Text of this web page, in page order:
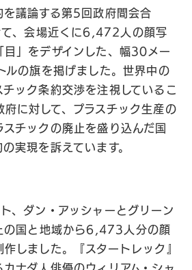
を議論する第5回政府間会合
て、会場近くに6,472人の顔写
目」をデザインした、幅30メー
ルの旗を掲げました。世界中の
チック条約交渉を注視しているこ
府に対して、プラスチック生産の
チックの廃止を盛り込んだ国
実現を訴えています。
、ダン・アッシャーとグリーン
の国と地域から6,473人分の顔
しました。『スタートレック』
ナダ人俳優のウィリアム・シャ